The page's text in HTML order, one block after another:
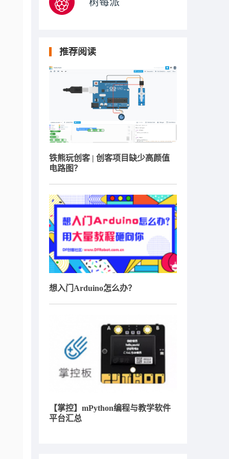
推荐阅读
铁熊玩创客 | 创客项目缺少高颜值
电路图？
想入门Arduino怎么办？
【掌控】mPython编程与教学软件
平台汇总